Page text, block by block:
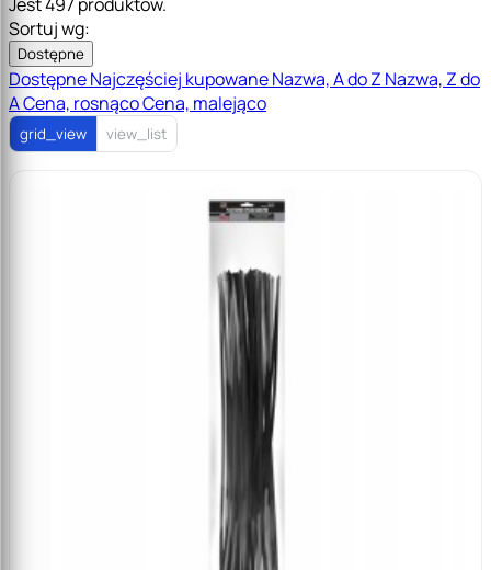
Sortuj wg:
Dostępne
DostępneNajczęściej kupowaneNazwa, A do Z Nazwa, Z do
ACena, rosnącoCena, malejąco
grid_view view_list